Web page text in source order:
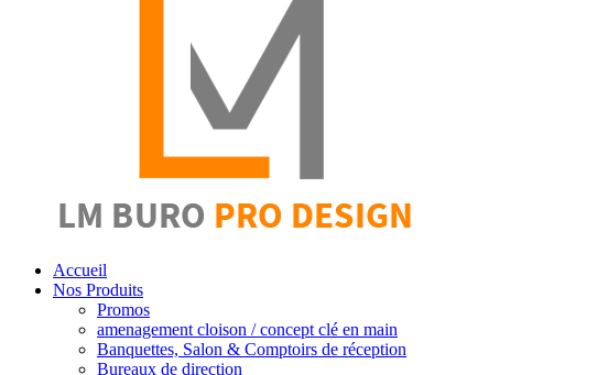
Accueil
Nos Produits
Promos
amenagement cloison / concept clé en main
Banquettes, Salon & Comptoirs de réception
Bureaux de direction